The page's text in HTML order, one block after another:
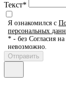
Текст*
Я ознакомился с
персональных
* - без Согласия
невозможно.